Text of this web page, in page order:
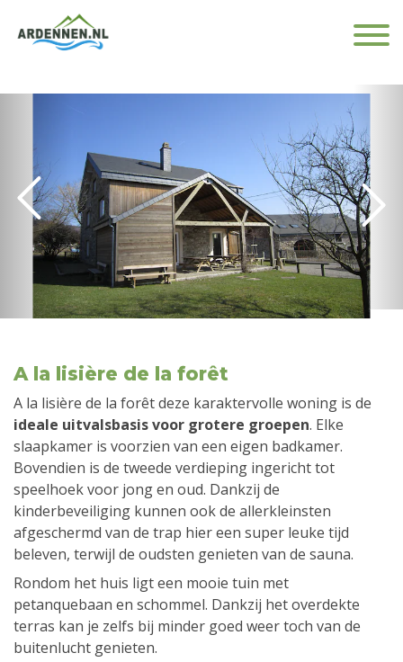
A la lisière de la forêt
A la lisière de la forêt deze karaktervolle woning is de
ideale uitvalsbasis voor grotere groepen. Elke
slaapkamer is voorzien van een eigen badkamer.
Bovendien is de tweede verdieping ingericht tot
speelhoek voor jong en oud. Dankzij de
kinderbeveiliging kunnen ook de allerkleinsten
afgeschermd van de trap hier een super leuke tijd
beleven, terwijl de oudsten genieten van de sauna.
Rondom het huis ligt een mooie tuin met
petanquebaan en schommel. Dankzij het overdekte
terras kan je zelfs bij minder goed weer toch van de
buitenlucht genieten.